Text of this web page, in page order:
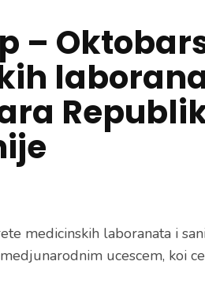
–
medicinskih laboranata i
ucescem, koi